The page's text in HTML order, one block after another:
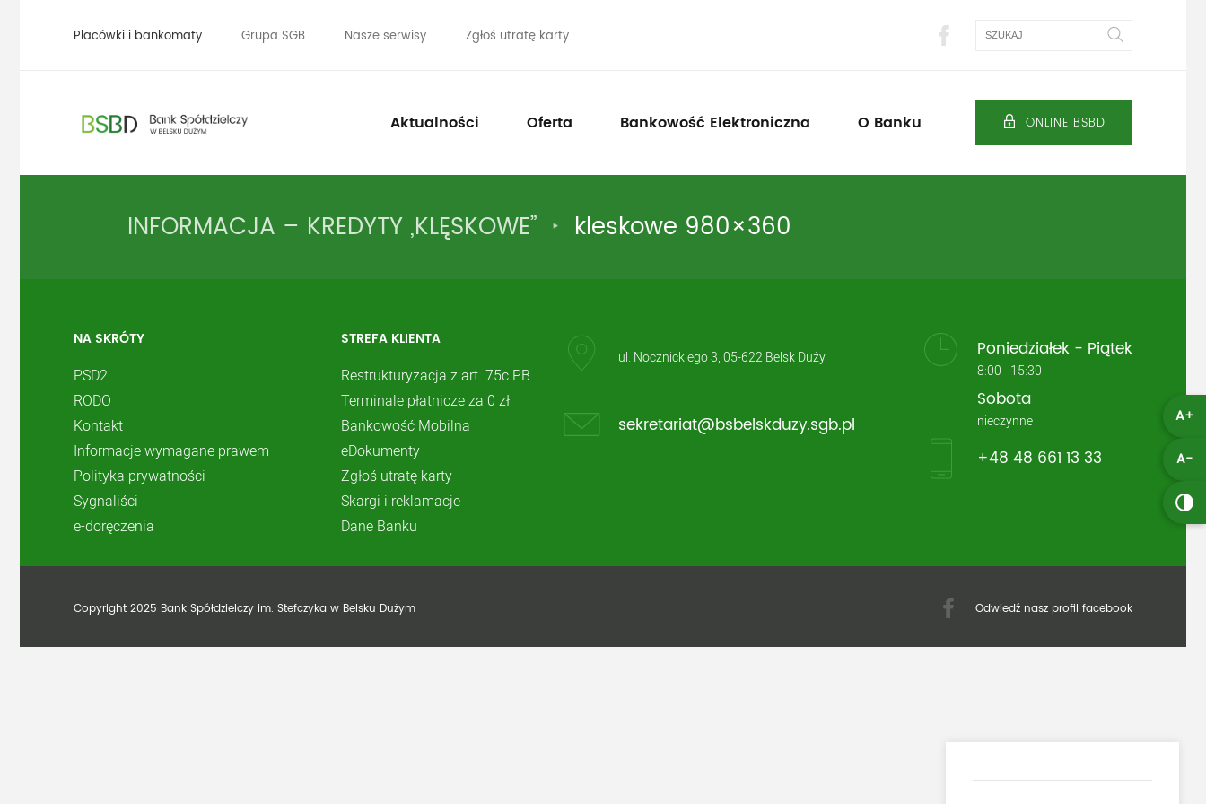
A+
A-
Placówki i bankomaty Grupa SGB Nasze serwisy Zgłoś utratę karty Szukaj
Aktualności Oferta Bankowość Elektroniczna O Banku ONLINE BSBD
INFORMACJA – KREDYTY „KLĘSKOWE” kleskowe 980×360
NA SKRÓTY
PSD2
RODO
Kontakt
Informacje wymagane prawem
Polityka prywatności
Sygnaliści
e-doręczenia
STREFA KLIENTA
Restrukturyzacja z art. 75c PB
Terminale płatnicze za 0 zł
Bankowość Mobilna
eDokumenty
Zgłoś utratę karty
Skargi i reklamacje
Dane Banku
ul. Nocznickiego 3, 05-622 Belsk Duży
sekretariat@bsbelskduzy.sgb.pl
Poniedziałek - Piątek
8:00 - 15:30
Sobota
nieczynne
+48 48 661 13 33
Copyright 2025 Bank Spółdzielczy im. Stefczyka w Belsku Dużym Odwiedź nasz profil facebook